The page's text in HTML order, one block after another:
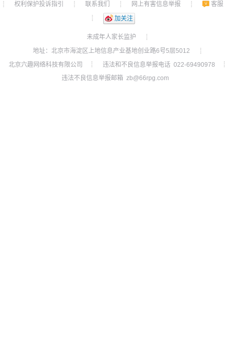
┊
权利保护投诉指引 ┊ 联系我们 ┊ 网上有害信息举报 ┊
客服
┊
加关注
未成年人家长监护
┊
地址：北京市海淀区上地信息产业基地创业路6号5层5012
┊
北京六趣网络科技有限公司
┊ 违法和不良信息举报电话 022-69490978
┊
违法不良信息举报邮箱 zb@66rpg.com